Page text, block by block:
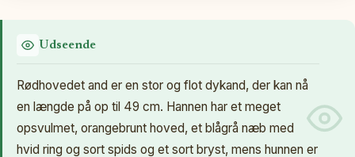
Udseende
Rødhovedet and er en stor og flot dykand, der kan nå
en længde på op til 49 cm. Hannen har et meget
opsvulmet, orangebrunt hoved, et blågrå næb med
hvid ring og sort spids og et sort bryst, mens hunnen er